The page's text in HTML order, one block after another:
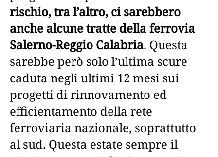
rischio, tra l’altro, ci sarebbero
anche alcune tratte della ferrovia
Salerno-Reggio Calabria. Questa
sarebbe però solo l’ultima scure
caduta negli ultimi 12 mesi sui
progetti di rinnovamento ed
efficientamento della rete
ferroviaria nazionale, soprattutto
al sud. Questa estate sempre il